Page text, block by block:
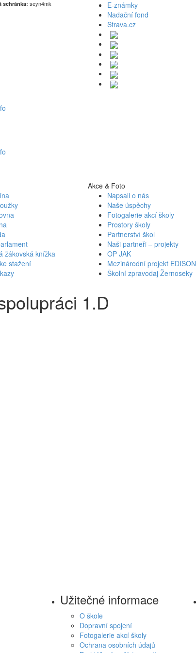
schránka: seyn4mk
E-známky
Nadační fond
Strava.cz
žákovská knížka
stažení
Akce & Foto
Napsali o nás
Naše úspěchy
Fotogalerie akcí školy
Prostory školy
Partnerství škol
Naši partneři – projekty
OP JAK
Mezinárodní projekt EDISON
Školní zpravodaj Žernoseky
1.D
Užitečné informace
O škole
Dopravní spojení
Fotogalerie akcí školy
Ochrana osobních údajů